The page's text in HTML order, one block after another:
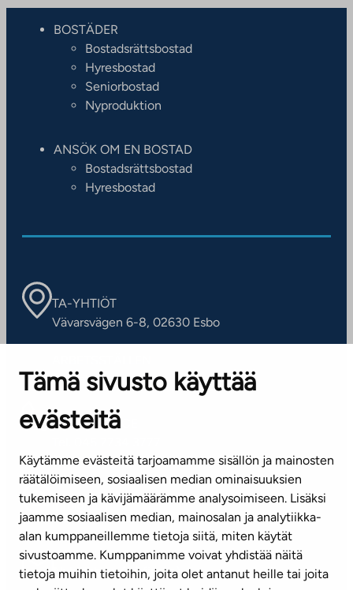
Tämä sivusto käyttää
evästeitä
Käytämme evästeitä tarjoamamme sisällön ja mainosten
räätälöimiseen, sosiaalisen median ominaisuuksien
tukemiseen ja kävijämäärämme analysoimiseen. Lisäksi
jaamme sosiaalisen median, mainosalan ja analytiikka-
alan kumppaneillemme tietoja siitä, miten käytät
sivustoamme. Kumppanimme voivat yhdistää näitä
tietoja muihin tietoihin, joita olet antanut heille tai joita
BOSTÄDER
Bostadsrättsbostad
Hyresbostad
Seniorbostad
Nyproduktion
ANSÖK OM EN BOSTAD
Bostadsrättsbostad
Hyresbostad
TA-YHTIÖT
Vävarsvägen 6-8, 02630 Esbo
Kontaktinformation
KUNDSERVICE
(vardagar kl. 8–16)
info@ta.fi
Nyhetsbrev (på finska)